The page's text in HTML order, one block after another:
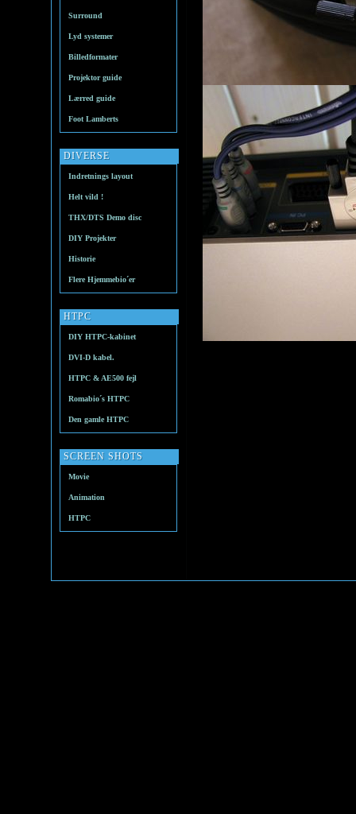
Surround
Lyd systemer
Billedformater
Projektor guide
Lærred guide
Foot Lamberts
DIVERSE
Indretnings layout
Helt vild !
THX/DTS Demo disc
DIY Projekter
Historie
Flere Hjemmebio´er
HTPC
DIY HTPC-kabinet
DVI-D kabel.
HTPC & AE500 fejl
Romabio´s HTPC
Den gamle HTPC
SCREEN SHOTS
Movie
Animation
HTPC